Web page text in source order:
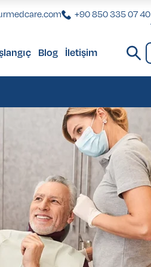
+90 850 335 07 40
Up
Blog İletişim